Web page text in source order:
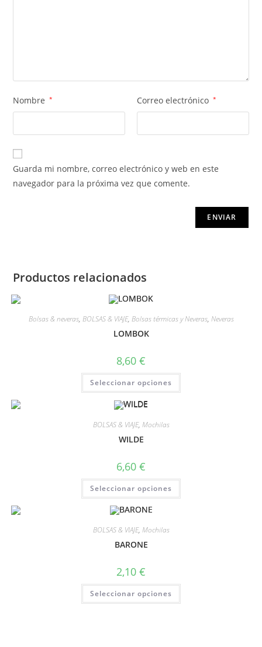
Nombre * Correo electrónico *
Guarda mi nombre, correo electrónico y web en este
navegador para la próxima vez que comente.
Productos relacionados
Bolsas & neveras, BOLSAS & VIAJE, Bolsas térmicas y Neveras, Neveras
LOMBOK
8,60 €
Seleccionar opciones
BOLSAS & VIAJE, Mochilas
WILDE
6,60 €
Seleccionar opciones
BOLSAS & VIAJE, Mochilas
BARONE
2,10 €
Seleccionar opciones